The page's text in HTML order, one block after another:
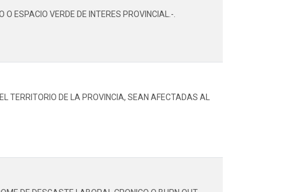
ESPACIO VERDE DE INTERES PROVINCIAL.-.
TERRITORIO DE LA PROVINCIA, SEAN AFECTADAS AL